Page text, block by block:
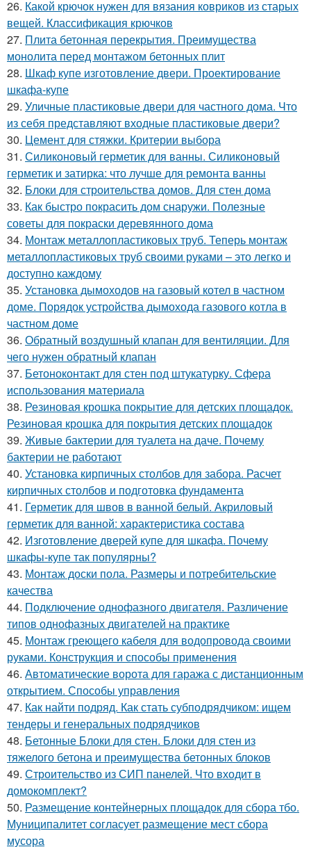
26. Какой крючок нужен для вязания ковриков из старых
вещей. Классификация крючков
27. Плита бетонная перекрытия. Преимущества
монолита перед монтажом бетонных плит
28. Шкаф купе изготовление двери. Проектирование
шкафа-купе
29. Уличные пластиковые двери для частного дома. Что
из себя представляют входные пластиковые двери?
30. Цемент для стяжки. Критерии выбора
31. Силиконовый герметик для ванны. Силиконовый
герметик и затирка: что лучше для ремонта ванны
32. Блоки для строительства домов. Для стен дома
33. Как быстро покрасить дом снаружи. Полезные
советы для покраски деревянного дома
34. Монтаж металлопластиковых труб. Теперь монтаж
металлопластиковых труб своими руками – это легко и
доступно каждому
35. Установка дымоходов на газовый котел в частном
доме. Порядок устройства дымохода газового котла в
частном доме
36. Обратный воздушный клапан для вентиляции. Для
чего нужен обратный клапан
37. Бетоноконтакт для стен под штукатурку. Сфера
использования материала
38. Резиновая крошка покрытие для детских площадок.
Резиновая крошка для покрытия детских площадок
39. Живые бактерии для туалета на даче. Почему
бактерии не работают
40. Установка кирпичных столбов для забора. Расчет
кирпичных столбов и подготовка фундамента
41. Герметик для швов в ванной белый. Акриловый
герметик для ванной: характеристика состава
42. Изготовление дверей купе для шкафа. Почему
шкафы-купе так популярны?
43. Монтаж доски пола. Размеры и потребительские
качества
44. Подключение однофазного двигателя. Различение
типов однофазных двигателей на практике
45. Монтаж греющего кабеля для водопровода своими
руками. Конструкция и способы применения
46. Автоматические ворота для гаража с дистанционным
открытием. Способы управления
47. Как найти подряд. Как стать субподрядчиком: ищем
тендеры и генеральных подрядчиков
48. Бетонные Блоки для стен. Блоки для стен из
тяжелого бетона и преимущества бетонных блоков
49. Строительство из СИП панелей. Что входит в
домокомплект?
50. Размещение контейнерных площадок для сбора тбо.
Муниципалитет согласует размещение мест сбора
мусора